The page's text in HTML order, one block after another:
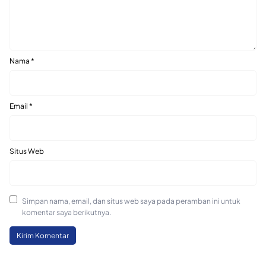
Nama *
Email *
Situs Web
Simpan nama, email, dan situs web saya pada peramban ini untuk
komentar saya berikutnya.